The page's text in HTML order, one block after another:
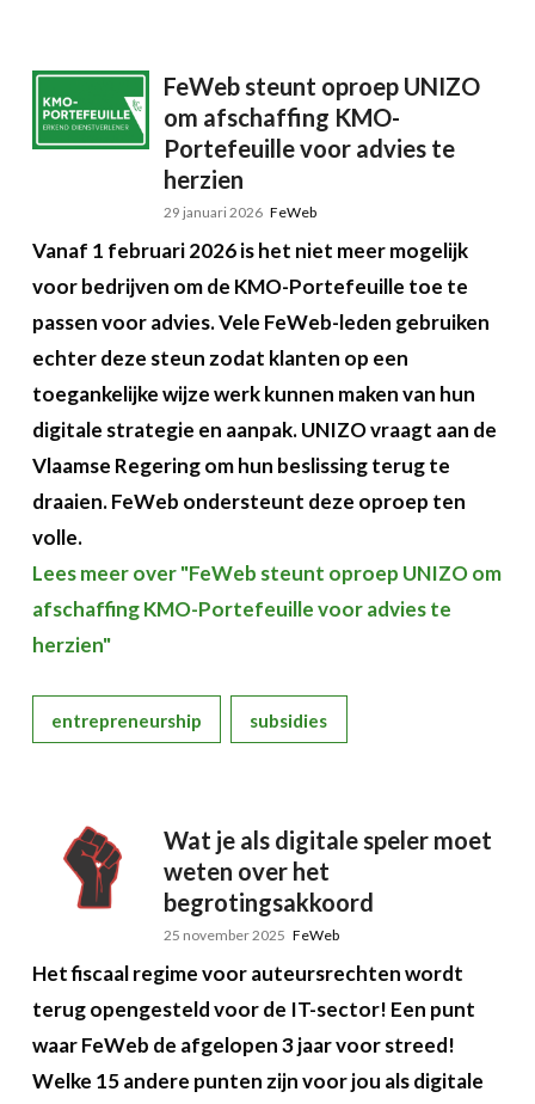
FeWeb steunt oproep UNIZO
om afschaffing KMO-
Portefeuille voor advies te
herzien
29 januari 2026 FeWeb
Vanaf 1 februari 2026 is het niet meer mogelijk
voor bedrijven om de KMO-Portefeuille toe te
passen voor advies. Vele FeWeb-leden gebruiken
echter deze steun zodat klanten op een
toegankelijke wijze werk kunnen maken van hun
digitale strategie en aanpak. UNIZO vraagt aan de
Vlaamse Regering om hun beslissing terug te
draaien. FeWeb ondersteunt deze oproep ten
volle.
Lees meer over "FeWeb steunt oproep UNIZO om
afschaffing KMO-Portefeuille voor advies te
herzien"
entrepreneurship subsidies
Wat je als digitale speler moet
weten over het
begrotingsakkoord
25 november 2025 FeWeb
Het fiscaal regime voor auteursrechten wordt
terug opengesteld voor de IT-sector! Een punt
waar FeWeb de afgelopen 3 jaar voor streed!
Welke 15 andere punten zijn voor jou als digitale